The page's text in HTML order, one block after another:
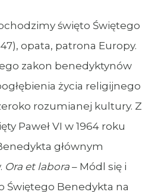
święto Świętego
opata, patrona Europy.
zakon benedyktynów
życia religijnego
rozumianej kultury. Z
Paweł VI w 1964 roku
głównym
Ora et labora – Módl się i
Świętego Benedykta na